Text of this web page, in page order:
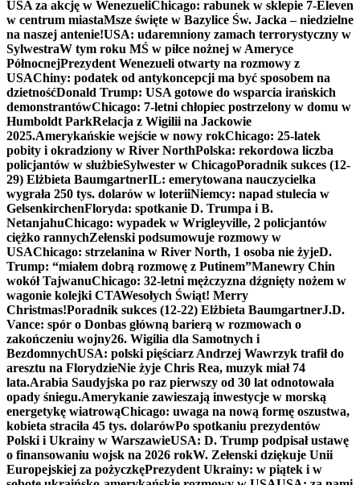
USA za akcję w WenezueliChicago: rabunek w sklepie 7-Eleven
w centrum miastaMsze święte w Bazylice Św. Jacka – niedzielne
na naszej antenie!USA: udaremniony zamach terrorystyczny w
SylwestraW tym roku MŚ w piłce nożnej w Ameryce
PółnocnejPrezydent Wenezueli otwarty na rozmowy z
USAChiny: podatek od antykoncepcji ma być sposobem na
dzietnośćDonald Trump: USA gotowe do wsparcia irańskich
demonstrantówChicago: 7-letni chłopiec postrzelony w domu w
Humboldt ParkRelacja z Wigilii na Jackowie
2025.Amerykańskie wejście w nowy rokChicago: 25-latek
pobity i okradziony w River NorthPolska: rekordowa liczba
policjantów w służbieSylwester w ChicagoPoradnik sukces (12-
29) Elżbieta BaumgartnerIL: emerytowana nauczycielka
wygrała 250 tys. dolarów w loteriiNiemcy: napad stulecia w
GelsenkirchenFloryda: spotkanie D. Trumpa i B.
NetanjahuChicago: wypadek w Wrigleyville, 2 policjantów
ciężko rannychZełenski podsumowuje rozmowy w
USAChicago: strzelanina w River North, 1 osoba nie żyjeD.
Trump: “miałem dobrą rozmowę z Putinem”Manewry Chin
wokół TajwanuChicago: 32-letni mężczyzna dźgnięty nożem w
wagonie kolejki CTAWesołych Świąt! Merry
Christmas!Poradnik sukces (12-22) Elżbieta BaumgartnerJ.D.
Vance: spór o Donbas główną barierą w rozmowach o
zakończeniu wojny26. Wigilia dla Samotnych i
BezdomnychUSA: polski pięściarz Andrzej Wawrzyk trafił do
aresztu na FlorydzieNie żyje Chris Rea, muzyk miał 74
lata.Arabia Saudyjska po raz pierwszy od 30 lat odnotowała
opady śniegu.Amerykanie zawieszają inwestycje w morską
energetykę wiatrowąChicago: uwaga na nową formę oszustwa,
kobieta straciła 45 tys. dolarówPo spotkaniu prezydentów
Polski i Ukrainy w WarszawieUSA: D. Trump podpisał ustawę
o finansowaniu wojsk na 2026 rokW. Zełenski dziękuje Unii
Europejskiej za pożyczkęPrezydent Ukrainy: w piątek i w